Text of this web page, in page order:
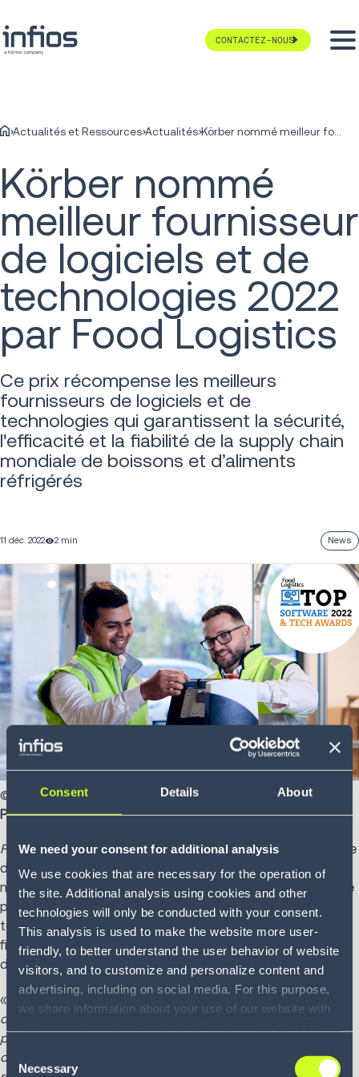
Consent Details About
We need your consent for additional analysis
We use cookies that are necessary for the operation of
the site. Additional analysis using cookies and other
technologies will only be conducted with your consent.
This analysis is used to make the website more user-
friendly, to better understand the user behavior of website
visitors, and to customize and personalize content and
advertising, including on social media. For this purpose,
we share information about your use of our website with
information with other data that you have provided to
Consent
Selection
Necessary
CONTACTEZ-NOUS
Actualités et Ressources Actualités Körber nommé meilleur fournisseur de logiciels et de technologies 2022 par Food Logistics
Körber nommé
meilleur fournisseur
de logiciels et de
technologies 2022
par Food Logistics
Ce prix récompense les meilleurs
fournisseurs de logiciels et de
technologies qui garantissent la sécurité,
l'efficacité et la fiabilité de la supply chain
mondiale de boissons et d’aliments
réfrigérés
11 déc. 2022 2 min News
© 2023 Körber
Paris/Hambourg, Allemagne - le 12 décembre 2022.
Food Logistics, magazine américain de référence, spécialiste
de la filière logistique du froid, a décerné à Körber le prix du
meilleur fournisseur de logiciels et de technologies 2022. Ce
prix récompense les fournisseurs de logiciels et de
technologies qui garantissent la sécurité, l'efficacité et la
fiabilité de la supply chain mondiale de boissons et
d’aliments réfrigérés.
«
La distribution de denrées alimentaires, en particulier de
denrées alimentaires réfrigérées, est l'une des divisions les
plus complexes de la supply chain - et en ce moment, cette
division est en plein essor. Cette croissance représente une